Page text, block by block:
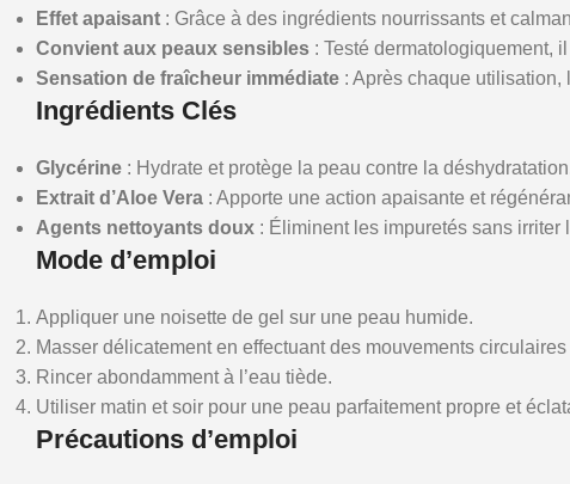
Effet apaisant : Grâce à des ingrédients nourrissants et
Convient aux peaux sensibles : Testé dermatologiquement,
Sensation de fraîcheur immédiate : Après chaque
Ingrédients Clés
Glycérine : Hydrate et protège la peau contre la
Extrait d’Aloe Vera : Apporte une action apaisante et
Agents nettoyants doux : Éliminent les impuretés sans irriter
Mode d’emploi
Appliquer une noisette de gel sur une peau humide.
Masser délicatement en effectuant des mouvements
Rincer abondamment à l’eau tiède.
Utiliser matin et soir pour une peau parfaitement propre et
Précautions d’emploi